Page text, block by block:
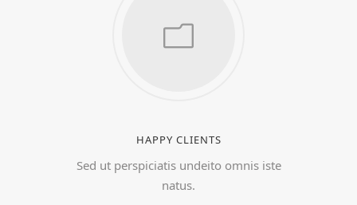
HAPPY CLIENTS
Sed ut perspiciatis undeito omnis iste
natus.